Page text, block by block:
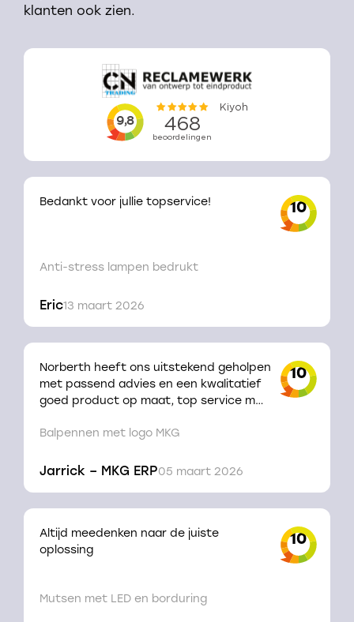
klanten ook zien.
10
Bedankt voor jullie topservice!
Anti-stress lampen bedrukt
Eric13 maart 2026
10
Norberth heeft ons uitstekend geholpen
met passend advies en een kwalitatief
goed product op maat, top service met
Balpennen met logo MKG
Jarrick – MKG ERP05 maart 2026
10
Altijd meedenken naar de juiste
oplossing
Mutsen met LED en borduring